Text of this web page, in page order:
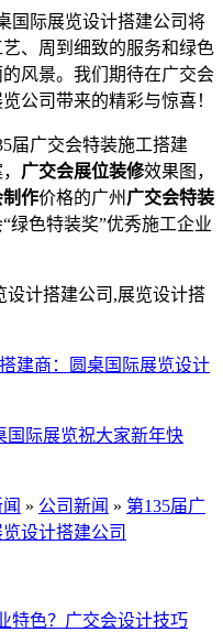
国际展览设计搭建公司将
、周到细致的服务和绿色
风景。我们期待在广交会
公司带来的精彩与惊喜！
届广交会特装施工搭建
广交会展位装修效果图，
制作价格的广州 广交会特装
绿色特装奖”优秀施工企业
设计搭建公司,展览设计搭
建商：圆桌国际展览设计
国际展览祝大家新年快
» 公司新闻 » 第135届广
设计搭建公司
特色？广交会设计技巧